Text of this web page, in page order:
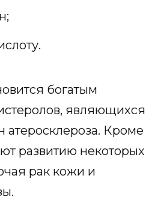
богатым
являющихся
атеросклероза. Кроме
развитию некоторых
рак кожи и